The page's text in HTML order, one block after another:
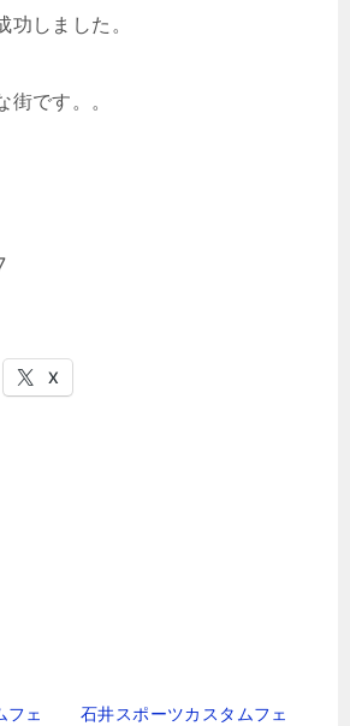
しました。
です。。
X
フェ
石井スポーツカスタムフェ